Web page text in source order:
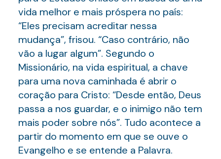
vida melhor e mais próspera no país:
“Eles precisam acreditar nessa
mudança”, frisou. “Caso contrário, não
vão a lugar algum”. Segundo o
Missionário, na vida espiritual, a chave
para uma nova caminhada é abrir o
coração para Cristo: “Desde então, Deus
passa a nos guardar, e o inimigo não tem
mais poder sobre nós”. Tudo acontece a
partir do momento em que se ouve o
Evangelho e se entende a Palavra.